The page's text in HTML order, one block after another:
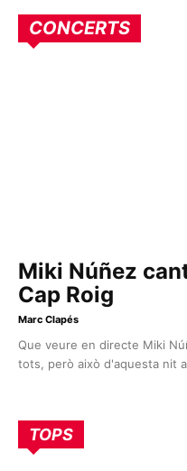
CONCERTS
Miki Núñez
Cap Roig
Marc Clapés
Que veure en directe Miki
tots, però això d'aquesta nit
TOPS